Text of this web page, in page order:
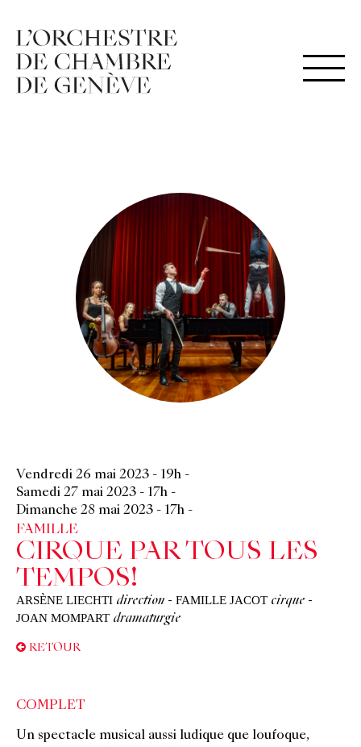
Vendredi 26 mai 2023 - 19h -
Samedi 27 mai 2023 - 17h -
Dimanche 28 mai 2023 - 17h -
FAMILLE
CIRQUE PAR TOUS LES
TEMPOS!
ARSÈNE LIECHTI direction - FAMILLE JACOT cirque -
JOAN MOMPART dramaturgie
RETOUR
COMPLET
Un spectacle musical aussi ludique que loufoque,